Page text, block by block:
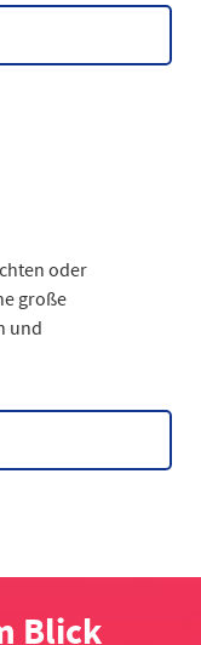
oder
große
und
Blick